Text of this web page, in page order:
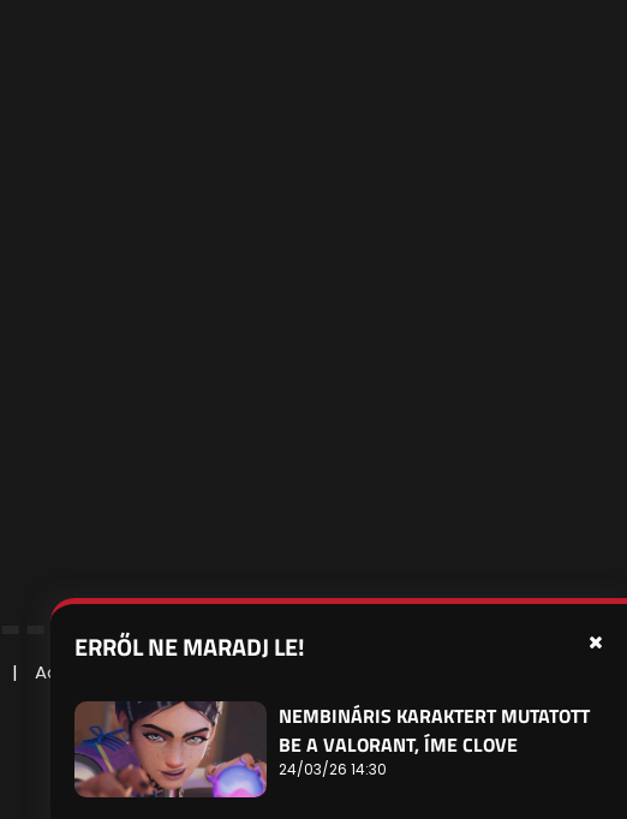
Adatvédelmi beállítások
Felhasználási Feltételek
ERRŐL NE MARADJ LE!
NEMBINÁRIS KARAKTERT MUTATOTT
BE A VALORANT, ÍME CLOVE
24/03/26 14:30